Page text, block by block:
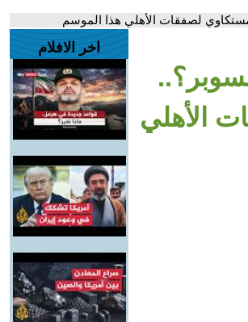
لصفقات الأهلي هذا الموسم
الأهلي
اخر الافلام